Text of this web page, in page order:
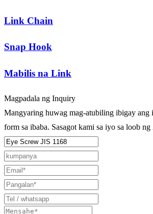
Link Chain
Snap Hook
Mabilis na Link
Magpadala ng Inquiry
Mangyaring huwag mag-atubiling ibigay ang
form sa ibaba. Sasagot kami sa iyo sa loob ng